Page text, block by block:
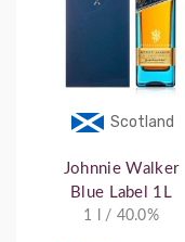
Scotland
Johnnie Walker
Blue Label 1L
1 l / 40.0%